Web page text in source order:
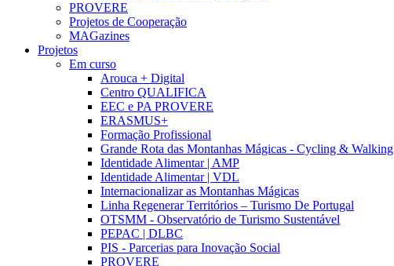
PROVERE
Projetos de Cooperação
MAGazines
Projetos
Em curso
Arouca + Digital
Centro QUALIFICA
EEC e PA PROVERE
ERASMUS+
Formação Profissional
Grande Rota das Montanhas Mágicas - Cycling & Walking
Identidade Alimentar | AMP
Identidade Alimentar | VDL
Internacionalizar as Montanhas Mágicas
Linha Regenerar Territórios – Turismo De Portugal
OTSMM - Observatório de Turismo Sustentável
PEPAC | DLBC
PIS - Parcerias para Inovação Social
PROVERE